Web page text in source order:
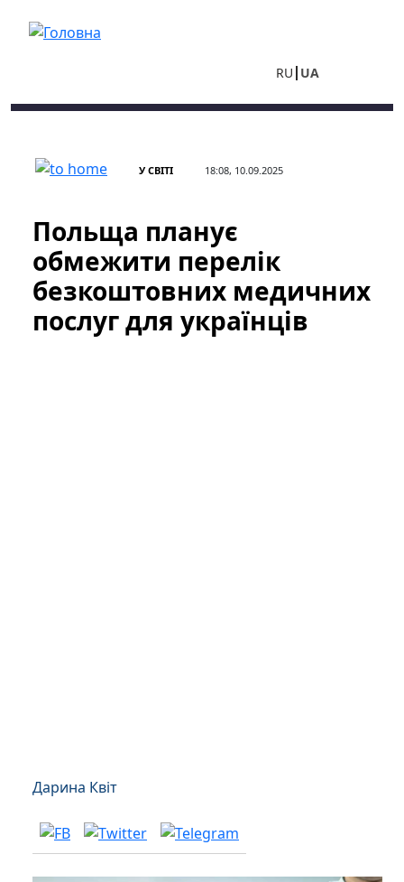
RU UA
У СВІТІ 18:08, 10.09.2025
Польща планує
обмежити перелік
безкоштовних медичних
послуг для українців
Дарина Квіт